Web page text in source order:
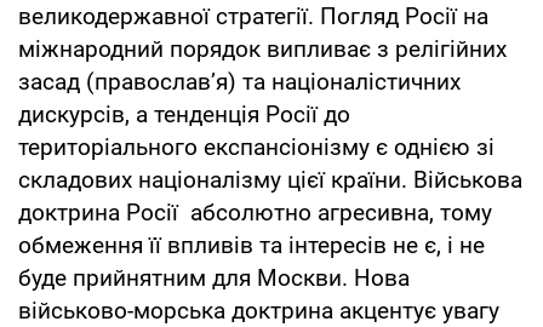
великодержавної стратегії. Погляд Росії на
міжнародний порядок випливає з релігійних
засад (православ’я) та націоналістичних
дискурсів, а тенденція Росії до
територіального експансіонізму є однією зі
складових націоналізму цієї країни. Військова
доктрина Росії абсолютно агресивна, тому
обмеження її впливів та інтересів не є, і не
буде прийнятним для Москви. Нова
військово-морська доктрина акцентує увагу